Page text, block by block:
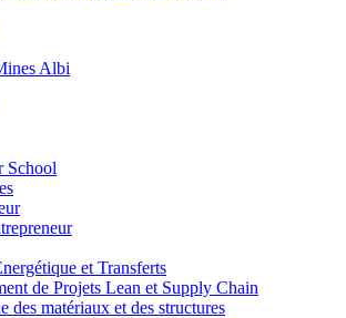
Albi
School
et Transferts
de Projets Lean et Supply Chain
des matériaux et des structures